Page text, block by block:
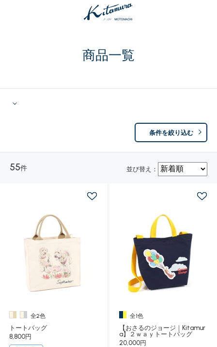
商品一覧
条件を絞り込む
55件 並び替え：
全2色
トートバッグ
8,800円
全1色
【おさるのジョージ｜Kitamur
a】２ｗａｙトートバッグ
20,000円